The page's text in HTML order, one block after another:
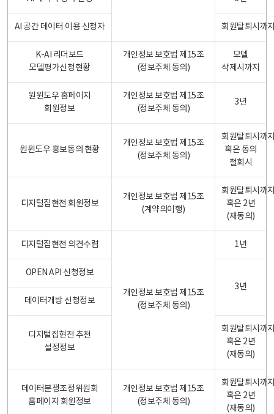
AI 공간 데이터 이용 신청자 회원탈퇴시까
K-AI 리더보드
모델평가신청현황
개인정보 보호법 제15조
(정보주체 동의)
모델
삭제시까지
원윈도우 홈페이지
회원정보
개인정보 보호법 제15조
(정보주체 동의)
3년
원윈도우 홍보동의 현황
개인정보 보호법 제15조
(정보주체 동의)
회원탈퇴시까
혹은 동의
철회시
디지털집현전 회원정보
개인정보 보호법 제15조
(계약의이행)
회원탈퇴시까
혹은 2년
(재동의)
디지털집현전 의견수렴
개인정보 보호법 제15조
(정보주체 동의)
1년
OPEN API 신청정보
3년
데이터개방 신청정보
디지털집현전 추천
설정정보
회원탈퇴시까
혹은 2년
(재동의)
데이터분쟁조정위원회
홈페이지 회원정보
개인정보 보호법 제15조
(정보주체 동의)
회원탈퇴시까
혹은 2년
(재동의)